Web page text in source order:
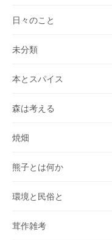
日々のこと
未分類
本とスパイス
森は考える
焼畑
熊子とは何か
環境と民俗と
茸作雑考